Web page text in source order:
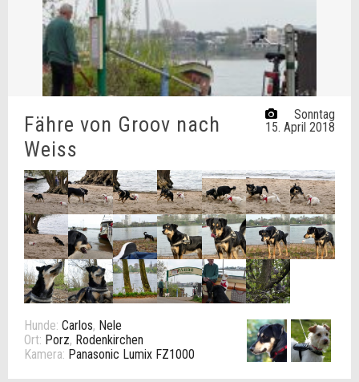
Sonntag
15. April 2018
Fähre von Groov nach
Weiss
Hunde: Carlos, Nele
Ort: Porz, Rodenkirchen
Kamera: Panasonic Lumix FZ1000